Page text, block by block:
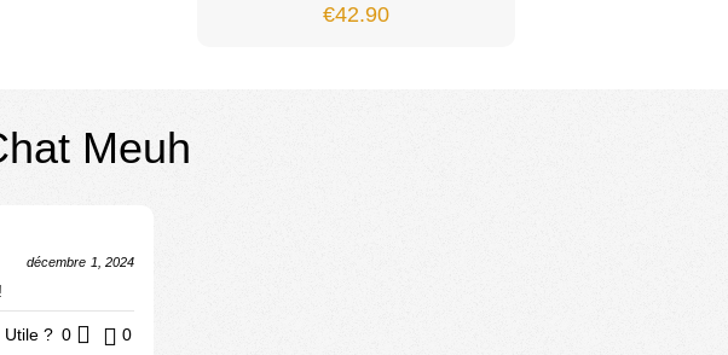
€42.90
Meuh
décembre 1, 2024
Utile ? 0 0